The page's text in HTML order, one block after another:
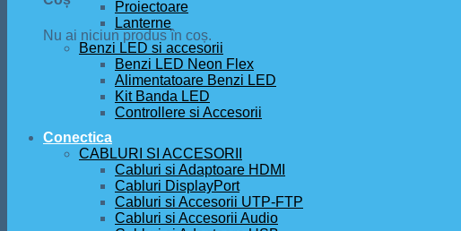
Nu ai niciun produs în coș.
Proiectoare
Lanterne
Benzi LED si accesorii
Benzi LED Neon Flex
Alimentatoare Benzi LED
Kit Banda LED
Controllere si Accesorii
Conectica
CABLURI SI ACCESORII
Cabluri si Adaptoare HDMI
Cabluri DisplayPort
Cabluri si Accesorii UTP-FTP
Cabluri si Accesorii Audio